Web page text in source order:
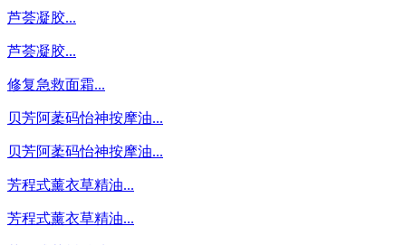
芦荟凝胶...
芦荟凝胶...
修复急救面霜...
贝芳阿葇码怡神按摩油...
贝芳阿葇码怡神按摩油...
芳程式薰衣草精油...
芳程式薰衣草精油...